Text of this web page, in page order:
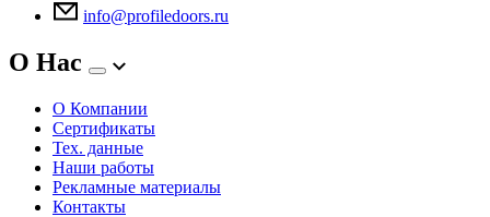
info@profiledoors.ru
О Нас
О Компании
Сертификаты
Тех. данные
Наши работы
Рекламные материалы
Контакты